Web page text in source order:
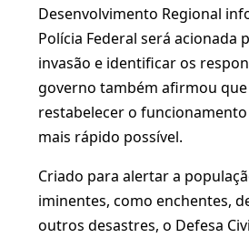
Desenvolvimento Regional
Polícia Federal será acionada
invasão e identificar os
governo também afirmou
restabelecer o
mais rápido possível.
Criado para alertar a
iminentes, como enchentes,
outros desastres, o Defesa